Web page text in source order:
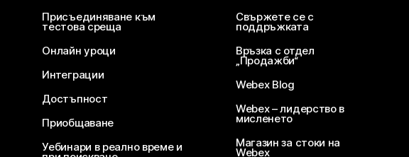
Присъединяване към
тестова среща
Онлайн уроци
Интеграции
Достъпност
Приобщаване
Уебинари в реално време и
Свържете се с
поддръжката
Връзка с отдел
„Продажби“
Webex Blog
Webex – лидерство в
мисленето
Магазин за стоки на
Webex